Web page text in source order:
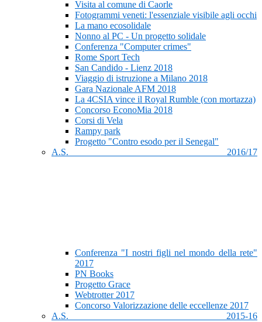
Visita al comune di Caorle
Fotogrammi veneti: l'essenziale visibile agli occhi
La mano ecosolidale
Nonno al PC - Un progetto solidale
Conferenza "Computer crimes"
Rome Sport Tech
San Candido - Lienz 2018
Viaggio di istruzione a Milano 2018
Gara Nazionale AFM 2018
La 4CSIA vince il Royal Rumble (con mortazza)
Concorso EconoMia 2018
Corsi di Vela
Rampy park
Progetto "Contro esodo per il Senegal"
A.S. 2016/17
Conferenza "I nostri figli nel mondo della rete"
2017
PN Books
Progetto Grace
Webtrotter 2017
Concorso Valorizzazione delle eccellenze 2017
A.S. 2015-16